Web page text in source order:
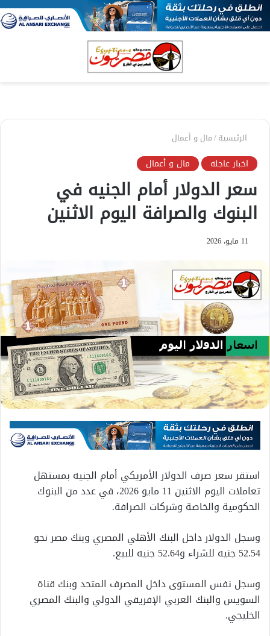
الرئيسية/مال و أعمال
اخبار عاجله مال و أعمال
سعر الدولار أمام الجنيه في
البنوك والصرافة اليوم الاثنين
11 مايو، 2026
استقر سعر صرف الدولار الأمريكي أمام الجنيه بمستهل
تعاملات اليوم الاثنين 11 مايو 2026، في عدد من البنوك
الحكومية والخاصة وشركات الصرافة.
وسجل الدولار داخل البنك الأهلي المصري وبنك مصر نحو
52.54 جنيه للشراء و52.64 جنيه للبيع.
وسجل نفس المستوى داخل المصرف المتحد وبنك قناة
السويس والبنك العربي الإفريقي الدولي والبنك المصري
الخليجي.